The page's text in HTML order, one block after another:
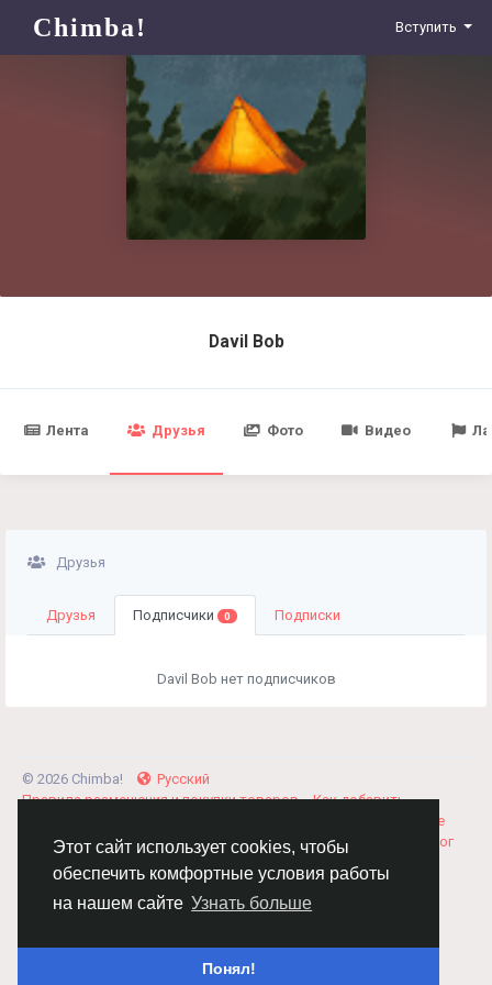
Этот сайт использует cookies, чтобы
обеспечить комфортные условия работы
на нашем сайте Узнать больше
Понял!
Chimba! Вступить
Davil Bob
Лента Друзья Фото Видео
Друзья
Друзья Подписчики 0 Подписки
Davil Bob нет подписчиков
© 2026 Chimba!
Русский
Правила размещения и покупки товаров
Как добавить
Соглашение
Политика Конфиденциальности
Свяжитесь с нами Каталог